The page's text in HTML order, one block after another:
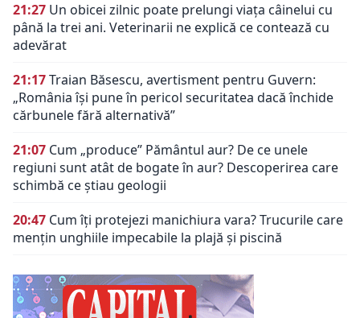
21:27 Un obicei zilnic poate prelungi viața câinelui cu
până la trei ani. Veterinarii ne explică ce contează cu
adevărat
21:17Traian Băsescu, avertisment pentru Guvern:
„România își pune în pericol securitatea dacă închide
cărbunele fără alternativă”
21:07 Cum „produce” Pământul aur? De ce unele
regiuni sunt atât de bogate în aur? Descoperirea care
schimbă ce știau geologii
20:47 Cum îți protejezi manichiura vara? Trucurile care
mențin unghiile impecabile la plajă și piscină